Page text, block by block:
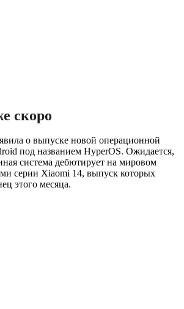
скоро
о выпуске новой операционной
под названием HyperOS. Ожидается,
система дебютирует на мировом
серии Xiaomi 14, выпуск которых
этого месяца.